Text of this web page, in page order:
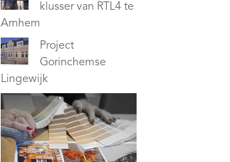
klusser van RTL4 te
Arnhem
Project
Gorinchemse
Lingewijk